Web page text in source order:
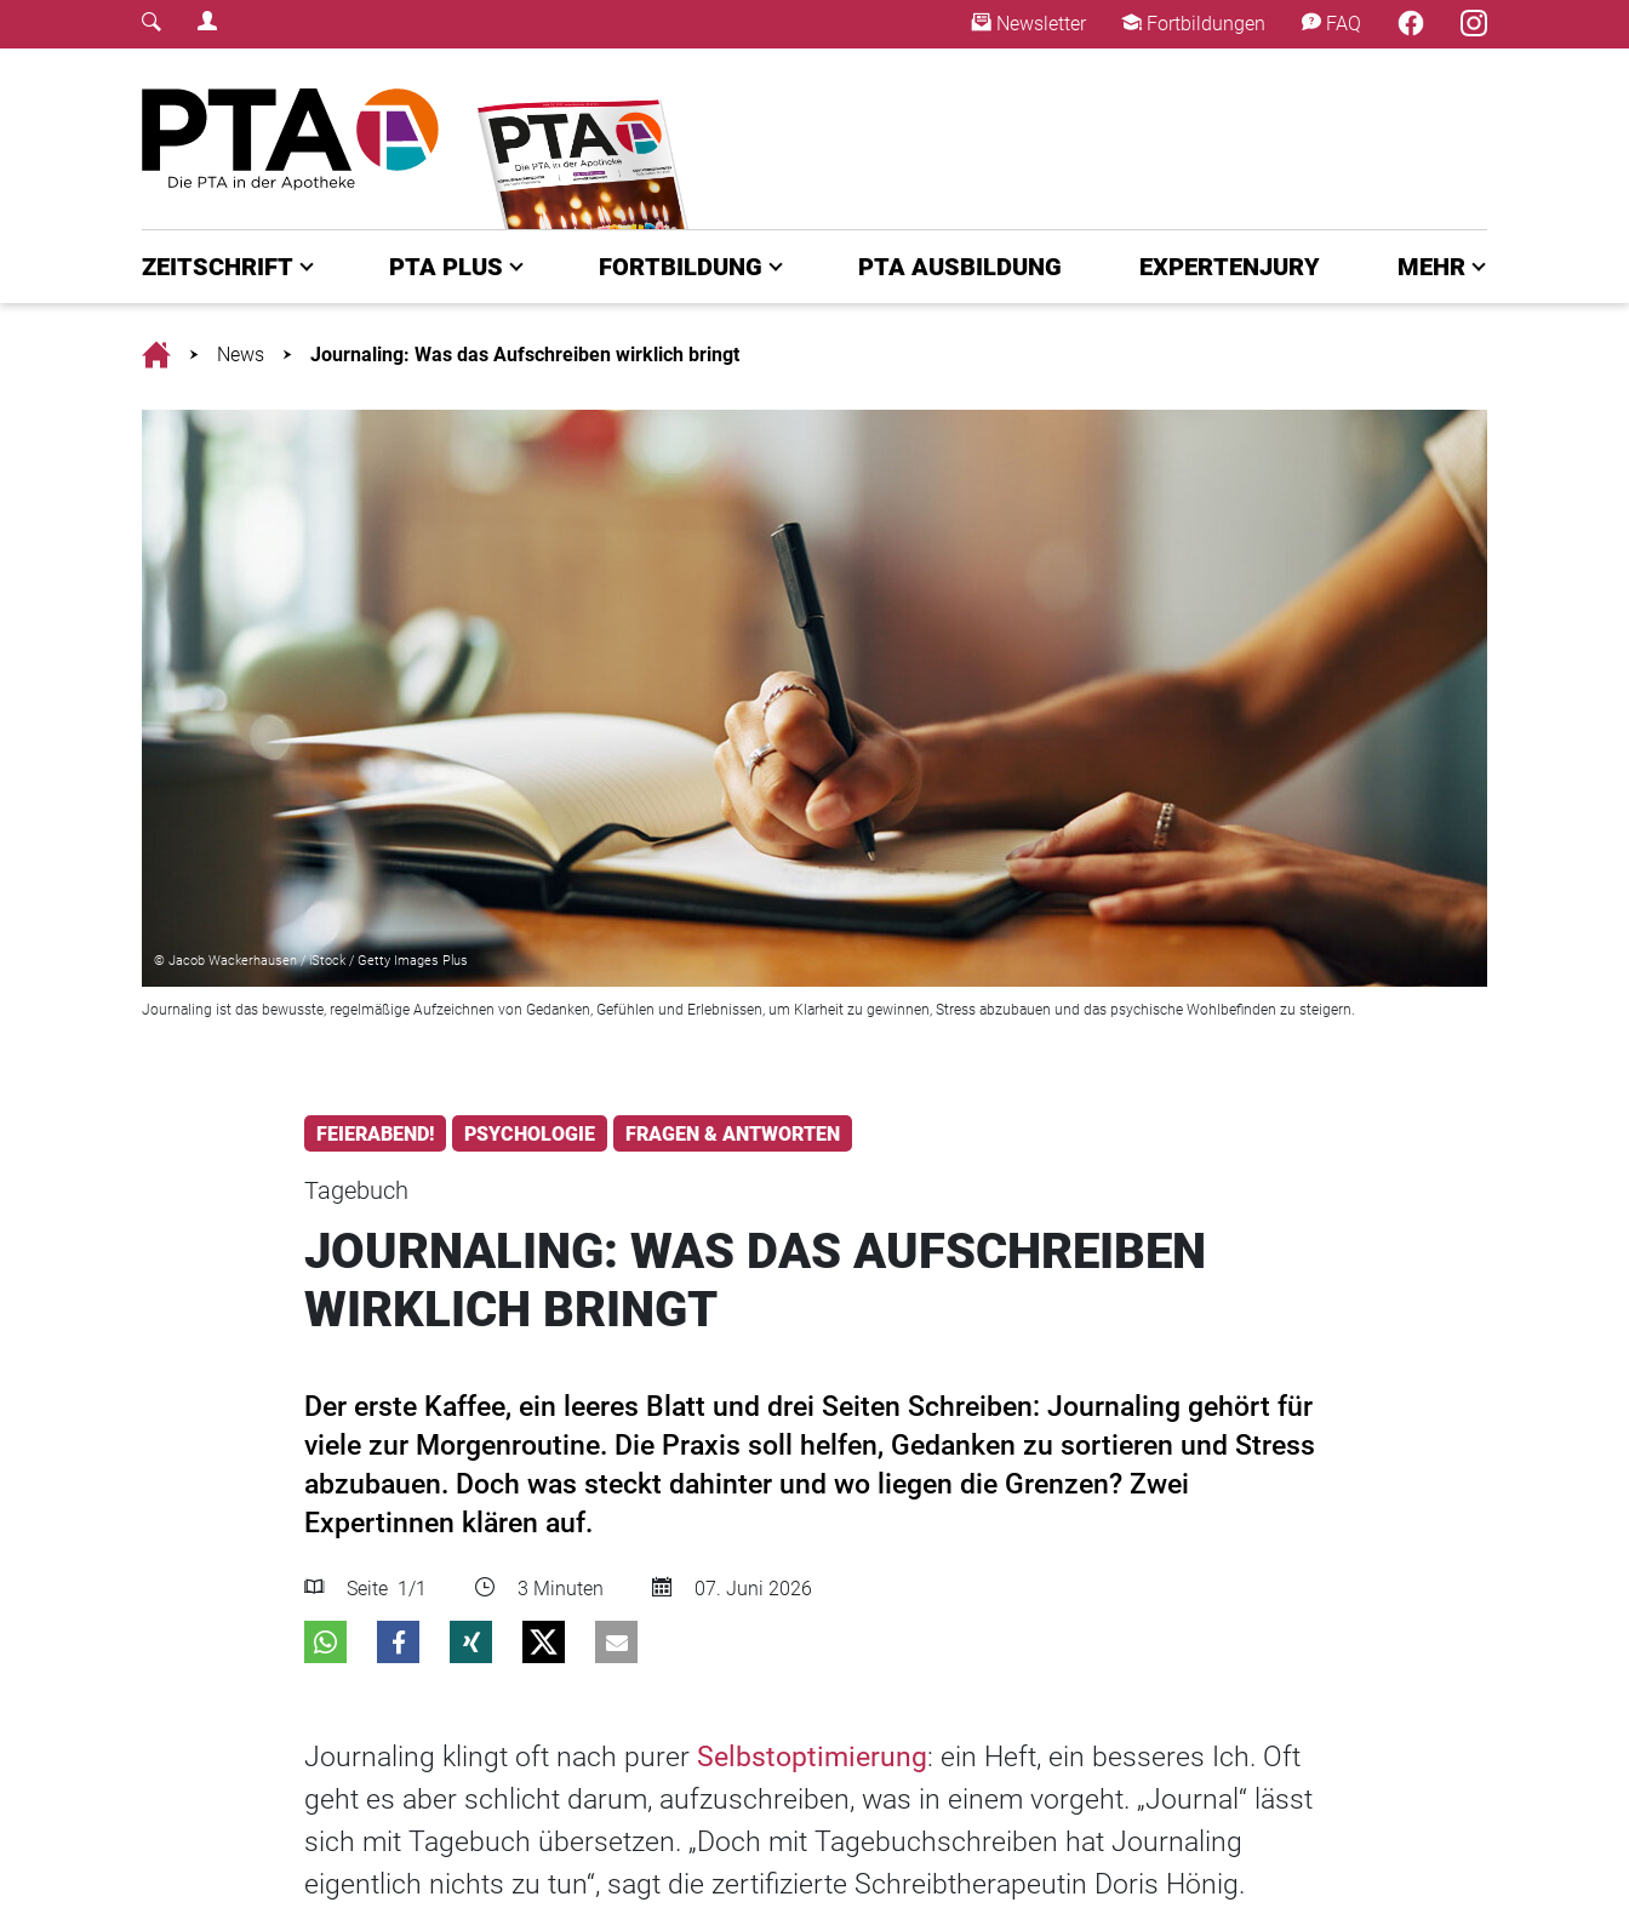
Login Menu Newsletter Fortbildungen FAQ
ZEITSCHRIFT PTA PLUS FORTBILDUNG PTA AUSBILDUNG EXPERTENJURY MEHR
HomeNews Journaling: Was das Aufschreiben wirklich bringt
© Jacob Wackerhausen / iStock / Getty Images Plus
Journaling ist das bewusste, regelmäßige Aufzeichnen von Gedanken, Gefühlen und Erlebnissen, um Klarheit zu gewinnen, Stress abzubauen und das psychische Wohlbefinden zu steigern.
FEIERABEND! PSYCHOLOGIE FRAGEN & ANTWORTEN
Tagebuch
JOURNALING: WAS DAS AUFSCHREIBEN
WIRKLICH BRINGT
Der erste Kaffee, ein leeres Blatt und drei Seiten Schreiben: Journaling gehört für
viele zur Morgenroutine. Die Praxis soll helfen, Gedanken zu sortieren und Stress
abzubauen. Doch was steckt dahinter und wo liegen die Grenzen? Zwei
Expertinnen klären auf.
Seite 1 /1 3 Minuten 07. Juni 2026
Journaling klingt oft nach purer Selbstoptimierung: ein Heft, ein besseres Ich. Oft
geht es aber schlicht darum, aufzuschreiben, was in einem vorgeht. „Journal“ lässt
sich mit Tagebuch übersetzen. „Doch mit Tagebuchschreiben hat Journaling
eigentlich nichts zu tun“, sagt die zertifizierte Schreibtherapeutin Doris Hönig.
×